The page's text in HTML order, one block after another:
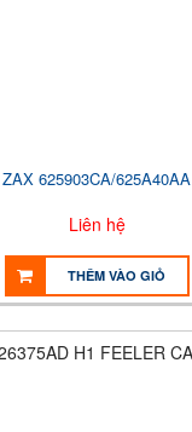
ZAX 625903CA/625A40AA
Liên hệ
THÊM VÀO GIỎ